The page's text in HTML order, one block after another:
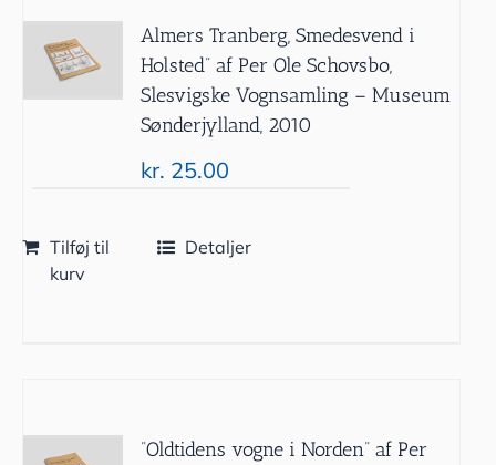
Almers Tranberg, Smedesvend i
Holsted” af Per Ole Schovsbo,
Slesvigske Vognsamling – Museum
Sønderjylland, 2010
kr. 25.00
Tilføj til
kurv
Detaljer
”Oldtidens vogne i Norden” af Per